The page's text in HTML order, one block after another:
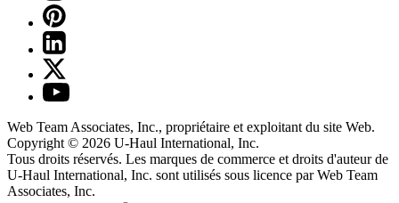
Web Team Associates, Inc., propriétaire et exploitant du site Web.
Copyright © 2026 U-Haul International, Inc.
Tous droits réservés. Les marques de commerce et droits d'auteur de
U-Haul International, Inc. sont utilisés sous licence par Web Team
Associates, Inc.